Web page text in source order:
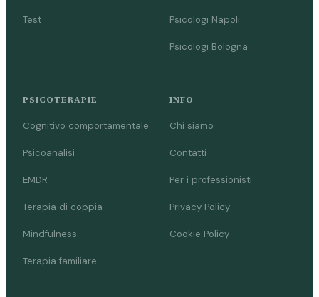
Test Psicologi Napoli
Psicologi Bologna
PSICOTERAPIE
Cognitivo comportamentale
Psicoanalisi
EMDR
Terapia di coppia
Mindfulness
Terapia familiare
INFO
Chi siamo
Contatti
Per i professionisti
Privacy Policy
Cookie Policy